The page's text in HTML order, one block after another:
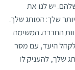
יש לנו את
שלך: המותג שלך.
החברה. המשימה
לקהל היעד, עם מסר
שלך, להעניק לו